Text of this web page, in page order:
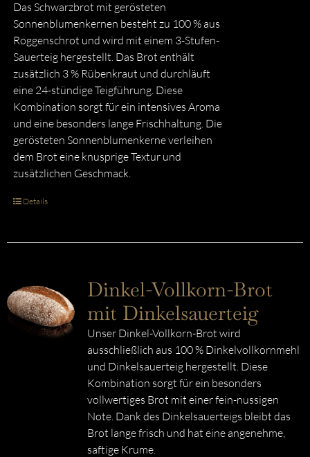
Das Schwarzbrot mit gerösteten
Sonnenblumenkernen besteht zu 100 % aus
Roggenschrot und wird mit einem 3-Stufen-
Sauerteig hergestellt. Das Brot enthält
zusätzlich 3 % Rübenkraut und durchläuft
eine 24-stündige Teigführung. Diese
Kombination sorgt für ein intensives Aroma
und eine besonders lange Frischhaltung. Die
gerösteten Sonnenblumenkerne verleihen
dem Brot eine knusprige Textur und
zusätzlichen Geschmack.
Details
Dinkel-Vollkorn-Brot
mit Dinkelsauerteig
Unser Dinkel-Vollkorn-Brot wird
ausschließlich aus 100 % Dinkelvollkornmehl
und Dinkelsauerteig hergestellt. Diese
Kombination sorgt für ein besonders
vollwertiges Brot mit einer fein-nussigen
Note. Dank des Dinkelsauerteigs bleibt das
Brot lange frisch und hat eine angenehme,
saftige Krume.